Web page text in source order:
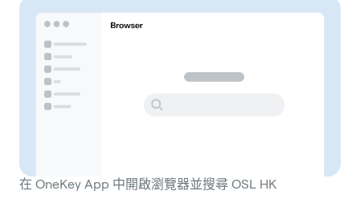
在 OneKey App 中開啟瀏覽器並搜尋 OSL HK